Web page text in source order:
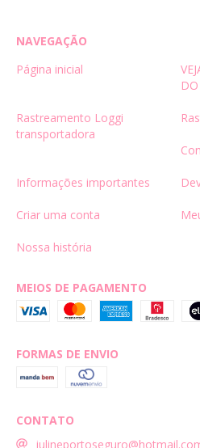
NAVEGAÇÃO
Página inicial
Rastreamento Loggi
transportadora
Informações importantes
Criar uma conta
Nossa história
MEIOS DE PAGAMENTO
FORMAS DE ENVIO
CONTATO